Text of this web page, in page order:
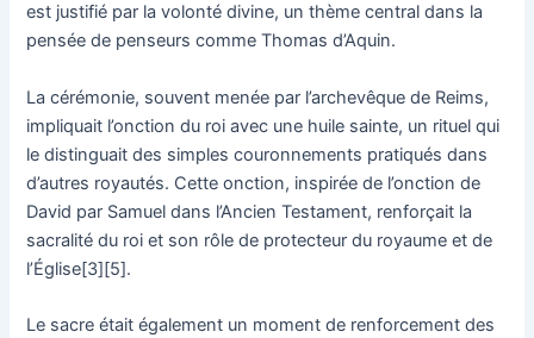
est justifié par la volonté divine, un thème central dans la
pensée de penseurs comme Thomas d’Aquin.
La cérémonie, souvent menée par l’archevêque de Reims,
impliquait l’onction du roi avec une huile sainte, un rituel qui
le distinguait des simples couronnements pratiqués dans
d’autres royautés. Cette onction, inspirée de l’onction de
David par Samuel dans l’Ancien Testament, renforçait la
sacralité du roi et son rôle de protecteur du royaume et de
l’Église[3][5].
Le sacre était également un moment de renforcement des